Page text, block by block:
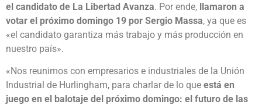
el candidato de La Libertad Avanza. Por ende, llamaron a
votar el próximo domingo 19 por Sergio Massa, ya que es
«el candidato garantiza más trabajo y más producción en
nuestro país».
«Nos reunimos con empresarios e industriales de la Unión
Industrial de Hurlingham, para charlar de lo que está en
juego en el balotaje del próximo domingo: el futuro de las